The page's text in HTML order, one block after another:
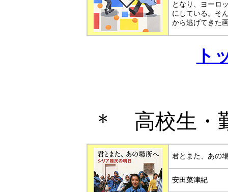
となり、ヨーロ
にしている。そ
から逃げてきた
ト
＊ 高校生
君とまた、あの
安田菜津紀